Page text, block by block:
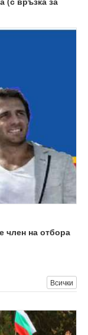
член на отбора
Всички